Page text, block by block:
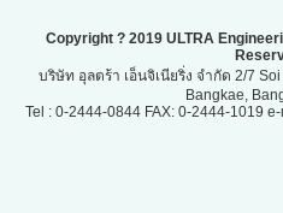
Copyright ? 2019 ULTRA
บริษัท อุลตร้า เอ็นจิเนียริ่ง จำกัด 2/7
Bangkae,
Tel : 0-2444-0844 FAX: 0-2444-1019